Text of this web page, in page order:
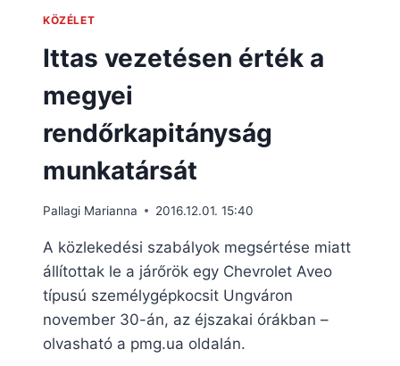
KÖZÉLET
Ittas vezetésen érték a
megyei
rendőrkapitányság
munkatársát
Pallagi Marianna 2016.12.01. 15:40
A közlekedési szabályok megsértése miatt
állítottak le a járőrök egy Chevrolet Aveo
típusú személygépkocsit Ungváron
november 30-án, az éjszakai órákban –
olvasható a pmg.ua oldalán.